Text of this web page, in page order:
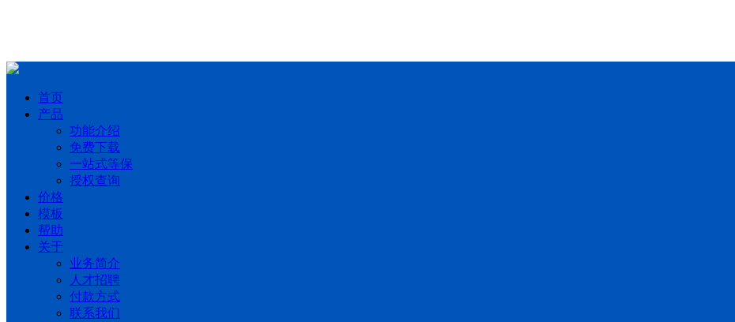
首页
产品
功能介绍
免费下载
一站式等保
授权查询
价格
模板
帮助
关于
业务简介
人才招聘
付款方式
联系我们